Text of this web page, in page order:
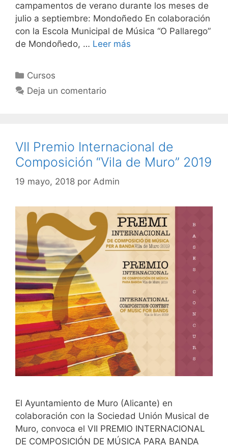
campamentos de verano durante los meses de
julio a septiembre: Mondoñedo En colaboración
con la Escola Municipal de Música “O Pallarego”
de Mondoñedo, … Leer más
Categorías
Cursos
Deja un comentario
VII Premio Internacional de
Composición “Vila de Muro” 2019
19 mayo, 2018 por Admin
El Ayuntamiento de Muro (Alicante) en
colaboración con la Sociedad Unión Musical de
Muro, convoca el VII PREMIO INTERNACIONAL
DE COMPOSICIÓN DE MÚSICA PARA BANDA